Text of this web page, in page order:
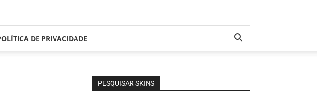
DE PRIVACIDADE
PESQUISAR SKINS